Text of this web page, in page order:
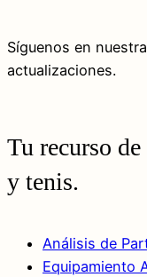
Síguenos en
actualizaciones.
Tu recurso
y tenis.
Análisis de
Equipamiento